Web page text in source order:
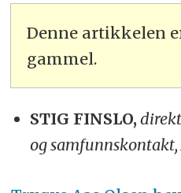
Denne artikkelen
gammel.
STIG FINSLO,
og